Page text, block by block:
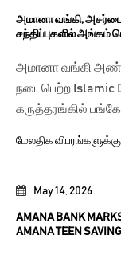
May 14, 2026
AMANA BANK
AMANA TEEN
அமானா வங்கி,
சந்திப்புகளில் அங்கம்
அமானா வங்கி
நடைபெற்ற Islamic
கருத்தரங்கில்
மேலதிக விபரங்களுக்கு